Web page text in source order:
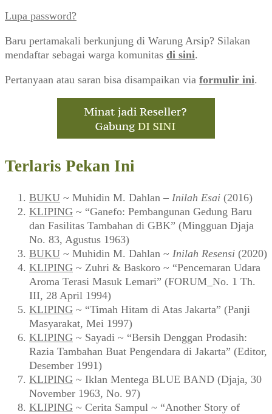
Lupa password?
Baru pertamakali berkunjung di Warung Arsip? Silakan
mendaftar sebagai warga komunitas di sini.
Pertanyaan atau saran bisa disampaikan via formulir ini.
Terlaris Pekan Ini
BUKU ~ Muhidin M. Dahlan – Inilah Esai (2016)
KLIPING ~ “Ganefo: Pembangunan Gedung Baru
dan Fasilitas Tambahan di GBK” (Mingguan Djaja
No. 83, Agustus 1963)
BUKU ~ Muhidin M. Dahlan ~ Inilah Resensi (2020)
KLIPING ~ Zuhri & Baskoro ~ “Pencemaran Udara
Aroma Terasi Masuk Lemari” (FORUM_No. 1 Th.
III, 28 April 1994)
KLIPING ~ “Timah Hitam di Atas Jakarta” (Panji
Masyarakat, Mei 1997)
KLIPING ~ Sayadi ~ “Bersih Denggan Prodasih:
Razia Tambahan Buat Pengendara di Jakarta” (Editor,
Desember 1991)
KLIPING ~ Iklan Mentega BLUE BAND (Djaja, 30
November 1963, No. 97)
KLIPING ~ Cerita Sampul ~ “Another Story of